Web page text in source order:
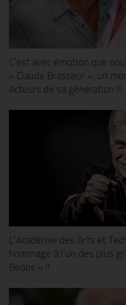
C’est avec émotion que
« Claude Brasseur », un
Acteurs de sa génération !!
L’Académie des Arts et
hommage à l’un des plus
Bedos » !!